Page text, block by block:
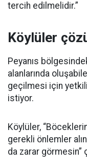
tercih edilmelidir.”
Köylüler
Peyanıs
alanlarında
geçilmesi için
istiyor.
Köylüler,
gerekli önlemler
da zarar görmesin”